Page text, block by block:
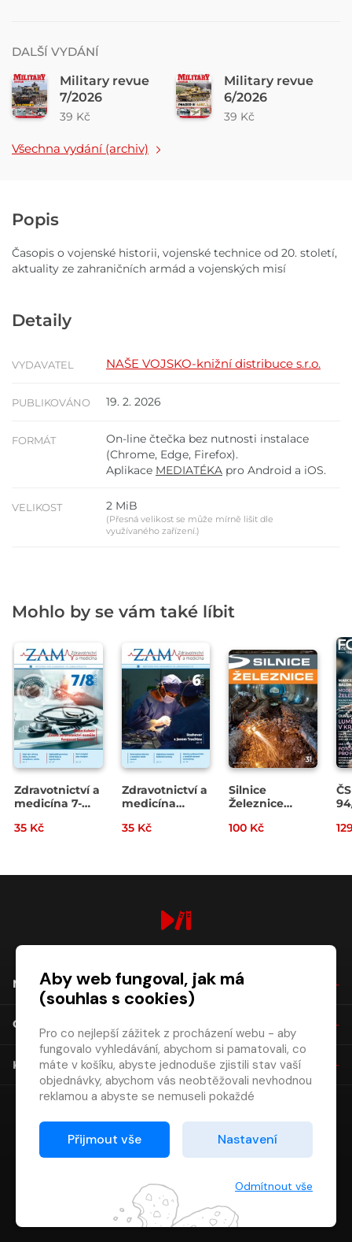
DALŠÍ VYDÁNÍ
Military revue
7/2026
39 Kč
Military revue
6/2026
39 Kč
Všechna vydání (archiv)
Popis
Časopis o vojenské historii, vojenské technice od 20. století,
aktuality ze zahraničních armád a vojenských misí
Detaily
VYDAVATEL NAŠE VOJSKO-knižní distribuce s.r.o.
PUBLIKOVÁNO 19. 2. 2026
FORMÁT
On-line čtečka bez nutnosti instalace
(Chrome, Edge, Firefox).
Aplikace MEDIATÉKA pro Android a iOS.
VELIKOST 2 MiB
(Přesná velikost se může mírně lišit dle
využívaného zařízení.)
Mohlo by se vám také líbit
Zdravotnictví a
medicína 7-
35 Kč
Zdravotnictví a
medicína
35 Kč
Silnice
Železnice
100 Kč
NÁKUP
O SPOLEČNOSTI
KONTAKT
Aby web fungoval, jak má
(souhlas s cookies)
Pro co nejlepší zážitek z procházení webu - aby
fungovalo vyhledávání, abychom si pamatovali, co
máte v košíku, abyste jednoduše zjistili stav vaší
objednávky, abychom vás neobtěžovali nevhodnou
reklamou a abyste se nemuseli pokaždé
Proto od vás potřebujeme souhlas se
zpracováním souborů cookies
Děkujeme, že nám ho dáte a pomůžete nám tak
Přijmout vše Nastavení
Odmítnout vše